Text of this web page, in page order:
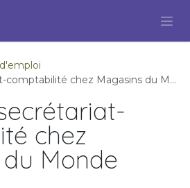
chez Magasins du Monde
chez
Monde